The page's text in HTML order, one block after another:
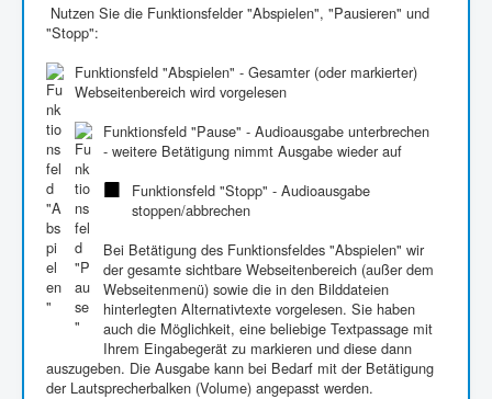
Nutzen Sie die Funktionsfelder "Abspielen", "Pausieren" und
"Stopp":
Funktionsfeld "Abspielen" - Gesamter (oder markierter)
Webseitenbereich wird vorgelesen
Funktionsfeld "Pause" - Audioausgabe unterbrechen
- weitere Betätigung nimmt Ausgabe wieder auf
Funktionsfeld "Stopp" - Audioausgabe
stoppen/abbrechen
Bei Betätigung des Funktionsfeldes "Abspielen" wir
der gesamte sichtbare Webseitenbereich (außer dem
Webseitenmenü) sowie die in den Bilddateien
hinterlegten Alternativtexte vorgelesen. Sie haben
auch die Möglichkeit, eine beliebige Textpassage mit
Ihrem Eingabegerät zu markieren und diese dann
auszugeben. Die Ausgabe kann bei Bedarf mit der Betätigung
der Lautsprecherbalken (Volume) angepasst werden.